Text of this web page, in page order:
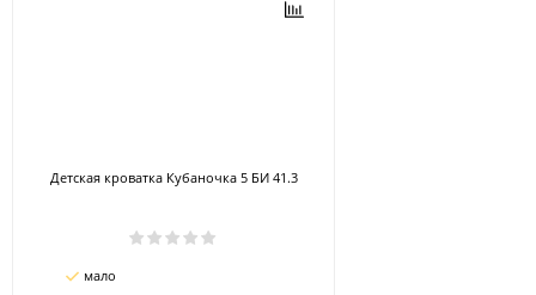
Детская кроватка Кубаночка 5 БИ 41.3
мало